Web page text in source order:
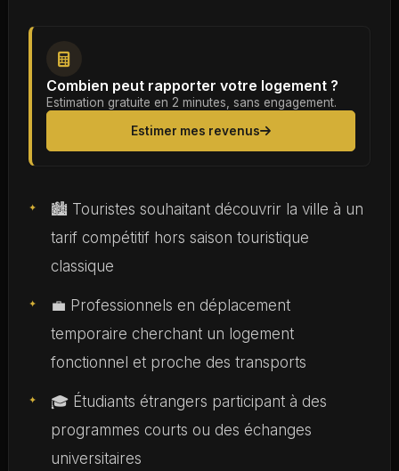
Combien peut rapporter votre logement ?
Estimation gratuite en 2 minutes, sans engagement.
Estimer mes revenus
🏙️ Touristes souhaitant découvrir la ville à un
tarif compétitif hors saison touristique
classique
💼 Professionnels en déplacement
temporaire cherchant un logement
fonctionnel et proche des transports
🎓 Étudiants étrangers participant à des
programmes courts ou des échanges
universitaires